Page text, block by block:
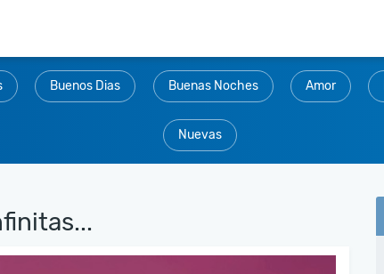
Buenos Dias Buenas Noches Amor
Nuevas